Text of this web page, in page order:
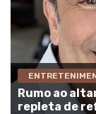
Rumo ao
repleta de